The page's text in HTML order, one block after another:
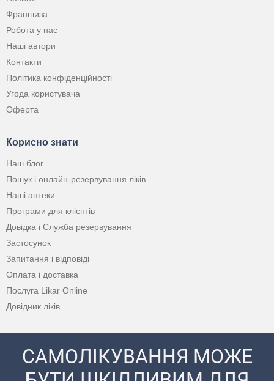
Франшиза
Робота у нас
Наші автори
Контакти
Політика конфіденційності
Угода користувача
Оферта
Корисно знати
Наш блог
Пошук і онлайн-резервування ліків
Наші аптеки
Програми для клієнтів
Довідка і Служба резервування
Застосунок
Запитання і відповіді
Оплата і доставка
Послуга Likar Online
Довідник ліків
САМОЛІКУВАННЯ МОЖЕ